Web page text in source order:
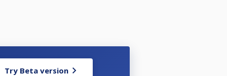
Try Beta version